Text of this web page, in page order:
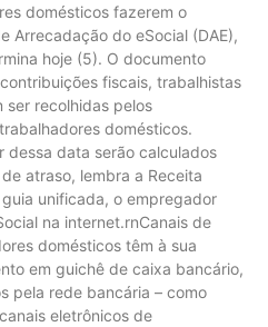
domésticos fazerem o
Arrecadação do eSocial (DAE),
hoje (5). O documento
fiscais, trabalhistas
ser recolhidas pelos
domésticos.
dessa data serão calculados
atraso, lembra a Receita
unificada, o empregador
na internet.rnCanais de
domésticos têm à sua
em guichê de caixa bancário,
pela rede bancária – como
eletrônicos de